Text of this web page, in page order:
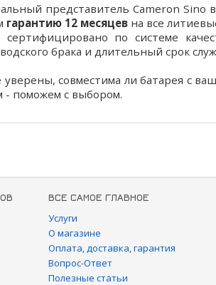
представитель Cameron Sino
гарантию 12 месяцевна все
сертифицировано по системе
брака и длительный срок
уверены, совместима ли батарея с
- поможем с выбором.
ВСЕ САМОЕ ГЛАВНОЕ
Услуги
О магазине
Оплата, доставка, гарантия
Вопрос-Ответ
Полезные статьи